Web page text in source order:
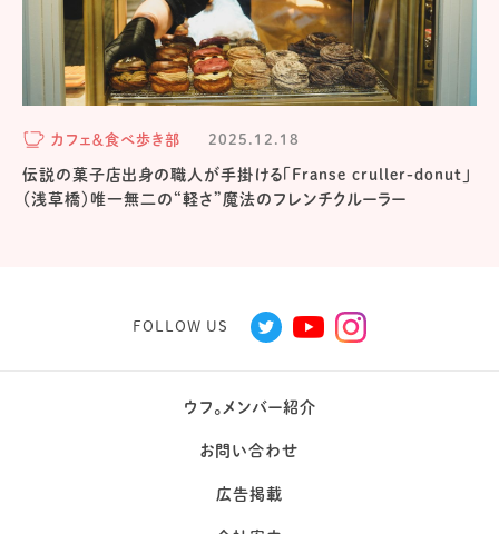
カフェ＆食べ歩き部 2025.12.18
伝説の菓子店出身の職人が手掛ける「Franse cruller-donut」
（浅草橋）唯一無二の“軽さ”魔法のフレンチクルーラー
FOLLOW US
ウフ。メンバー紹介
お問い合わせ
広告掲載